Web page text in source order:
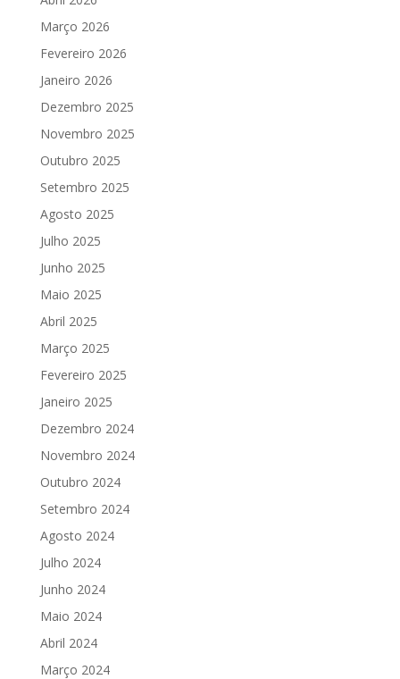
Março 2026
Fevereiro 2026
Janeiro 2026
Dezembro 2025
Novembro 2025
Outubro 2025
Setembro 2025
Agosto 2025
Julho 2025
Junho 2025
Maio 2025
Abril 2025
Março 2025
Fevereiro 2025
Janeiro 2025
Dezembro 2024
Novembro 2024
Outubro 2024
Setembro 2024
Agosto 2024
Julho 2024
Junho 2024
Maio 2024
Abril 2024
Março 2024